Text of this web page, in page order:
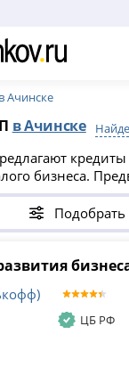
Ачинске
в Ачинске
бизнеса.
от 3 минут.
в Ачинске,
таблицы.
для
позволяет
период от 3 до
Подобрать
ЦБ РФ